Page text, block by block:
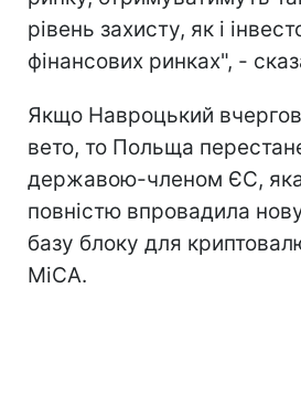
рівень захисту, як і
фінансових ринках", -
Якщо Навроцький
вето, то Польща
державою-членом ЄС,
повністю впровадила
базу блоку для
MiCA.